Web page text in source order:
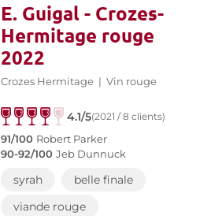
E. Guigal - Crozes-
Hermitage rouge
2022
Crozes Hermitage | Vin rouge
4.1/5(2021 / 8 clients)
91/100 Robert Parker
90-92/100 Jeb Dunnuck
syrah
belle finale
viande rouge